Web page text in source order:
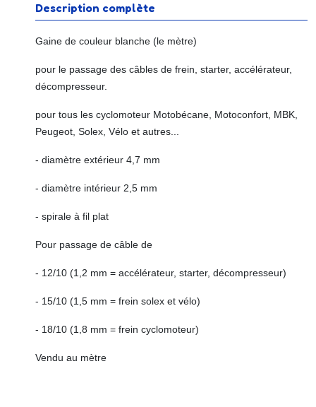
Description complète
Gaine de couleur blanche (le mètre)
pour le passage des câbles de frein, starter, accélérateur,
décompresseur.
pour tous les cyclomoteur Motobécane, Motoconfort, MBK,
Peugeot, Solex, Vélo et autres...
- diamètre extérieur 4,7 mm
- diamètre intérieur 2,5 mm
- spirale à fil plat
Pour passage de câble de
- 12/10 (1,2 mm = accélérateur, starter, décompresseur)
- 15/10 (1,5 mm = frein solex et vélo)
- 18/10 (1,8 mm = frein cyclomoteur)
Vendu au mètre